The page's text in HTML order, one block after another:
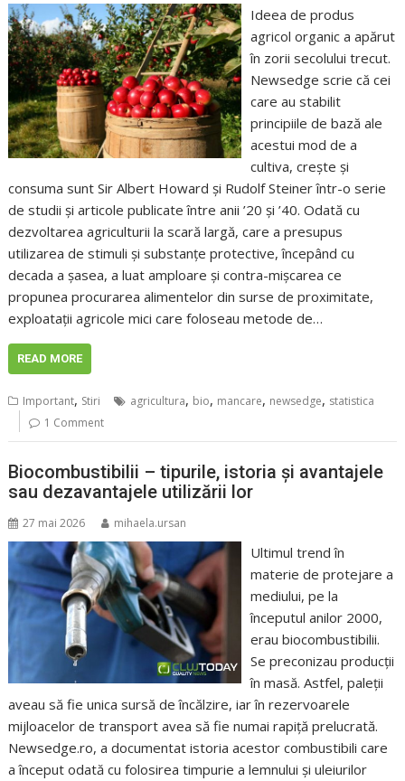
Ideea de produs
agricol organic a apărut
în zorii secolului trecut.
Newsedge scrie că cei
care au stabilit
principiile de bază ale
acestui mod de a
cultiva, crește și
consuma sunt Sir Albert Howard și Rudolf Steiner într-o serie
de studii și articole publicate între anii ’20 și ’40. Odată cu
dezvoltarea agriculturii la scară largă, care a presupus
utilizarea de stimuli și substanțe protective, începând cu
decada a șasea, a luat amploare și contra-mișcarea ce
propunea procurarea alimentelor din surse de proximitate,
exploatații agricole mici care foloseau metode de…
READ MORE
Important, Stiri agricultura, bio, mancare, newsedge, statistica
1 Comment
Biocombustibilii – tipurile, istoria și avantajele
sau dezavantajele utilizării lor
27 mai 2026 mihaela.ursan
Ultimul trend în
materie de protejare a
mediului, pe la
începutul anilor 2000,
erau biocombustibilii.
Se preconizau producții
în masă. Astfel, paleții
aveau să fie unica sursă de încălzire, iar în rezervoarele
mijloacelor de transport avea să fie numai rapiță prelucrată.
Newsedge.ro, a documentat istoria acestor combustibili care
a început odată cu folosirea timpurie a lemnului și uleiurilor